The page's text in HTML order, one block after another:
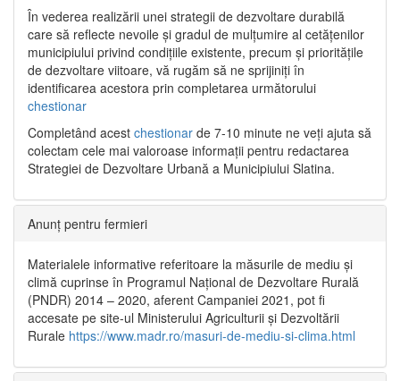
În vederea realizării unei strategii de dezvoltare durabilă
care să reflecte nevoile și gradul de mulțumire al cetățenilor
municipiului privind condițiile existente, precum și prioritățile
de dezvoltare viitoare, vă rugăm să ne sprijiniți în
identificarea acestora prin completarea următorului
chestionar
Completând acest chestionar de 7-10 minute ne veți ajuta să
colectam cele mai valoroase informații pentru redactarea
Strategiei de Dezvoltare Urbană a Municipiului Slatina.
Anunț pentru fermieri
Materialele informative referitoare la măsurile de mediu și
climă cuprinse în Programul Național de Dezvoltare Rurală
(PNDR) 2014 – 2020, aferent Campaniei 2021, pot fi
accesate pe site-ul Ministerului Agriculturii și Dezvoltării
Rurale https://www.madr.ro/masuri-de-mediu-si-clima.html